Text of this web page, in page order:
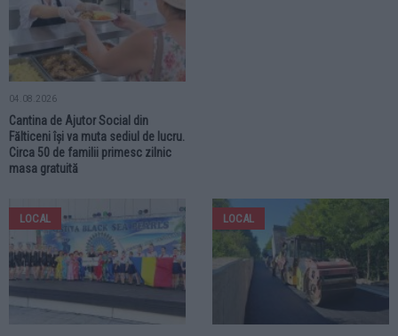
04.08.2026
Cantina de Ajutor Social din
Fălticeni își va muta sediul de lucru.
Circa 50 de familii primesc zilnic
masa gratuită
LOCAL LOCAL